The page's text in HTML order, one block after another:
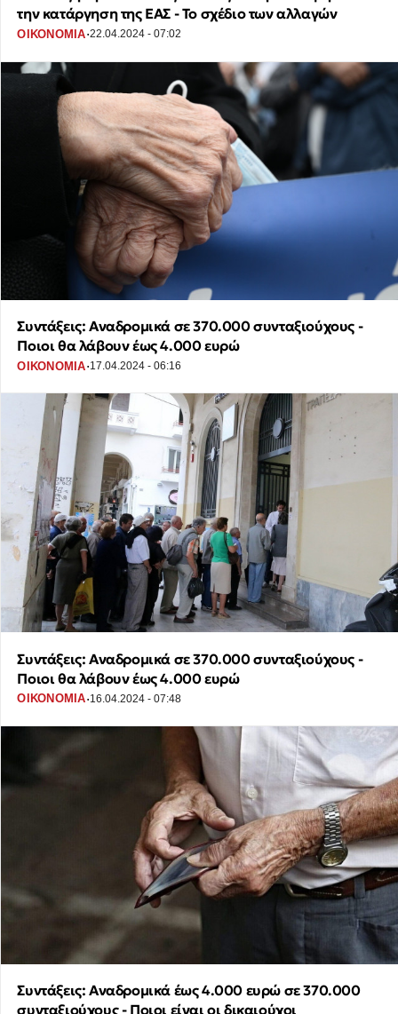
την κατάργηση της ΕΑΣ - Το σχέδιο των αλλαγών
ΟΙΚΟΝΟΜΙΑ·22.04.2024 - 07:02
Συντάξεις: Αναδρομικά σε 370.000 συνταξιούχους -
Ποιοι θα λάβουν έως 4.000 ευρώ
ΟΙΚΟΝΟΜΙΑ·17.04.2024 - 06:16
Συντάξεις: Αναδρομικά σε 370.000 συνταξιούχους -
Ποιοι θα λάβουν έως 4.000 ευρώ
ΟΙΚΟΝΟΜΙΑ·16.04.2024 - 07:48
Συντάξεις: Αναδρομικά έως 4.000 ευρώ σε 370.000
συνταξιούχους - Ποιοι είναι οι δικαιούχοι